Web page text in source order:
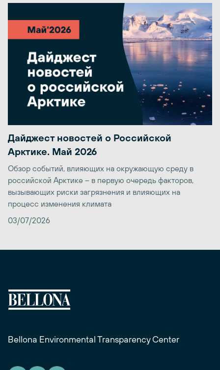
Дайджест новостей о Российской
Арктике. Май 2026
Обзор событий, влияющих на окружающую среду в
российской Арктике – в первую очередь факторов,
вызывающих риски загрязнения и влияющих на
процесс изменения климата
03/07/2026
Bellona Environmental Transparency Center